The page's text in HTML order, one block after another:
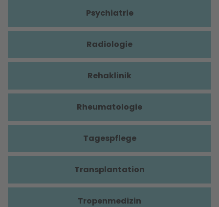
Psychiatrie
Radiologie
Rehaklinik
Rheumatologie
Tagespflege
Transplantation
Tropenmedizin